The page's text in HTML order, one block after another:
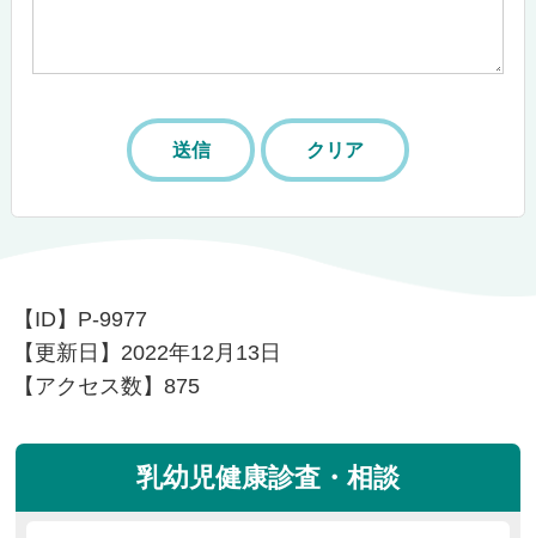
【ID】 P-9977
【更新日】 2022年12月13日
【アクセス数】875
乳幼児健康診査・相談